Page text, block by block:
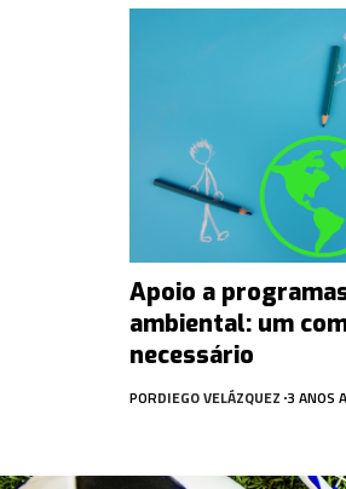
Apoio a
ambiental: um
necessário
PORDIEGO VELÁZQUEZ 3 ANOS